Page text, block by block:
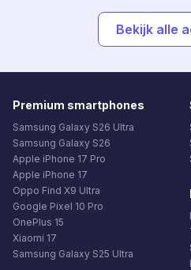
Bekijk alle
Premium smartphones
Samsung Galaxy S26 Ultra
Samsung Galaxy S26
Apple iPhone 17 Pro
Apple iPhone 17
Oppo Find X9 Ultra
Google Pixel 10 Pro
OnePlus 15
Xiaomi 17
Samsung Galaxy S25 Ultra